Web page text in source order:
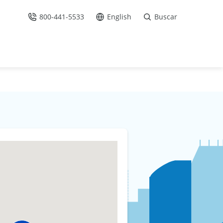
Llámenos
800-441-5533 Ir al sitio en Español /
English Buscar